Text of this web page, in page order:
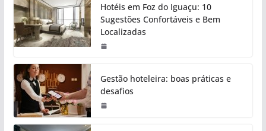
Hotéis em Foz do Iguaçu: 10
Sugestões Confortáveis e Bem
Localizadas
Gestão hoteleira: boas práticas e
desafios